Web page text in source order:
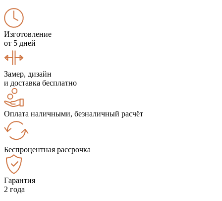
Изготовление
от 5 дней
Замер, дизайн
и доставка бесплатно
Оплата наличными, безналичный расчёт
Беспроцентная рассрочка
Гарантия
2 года